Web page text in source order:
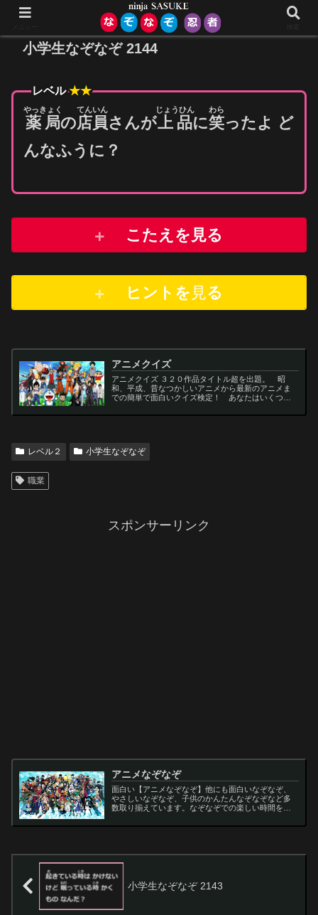
小学生なぞなぞ 2144
レベル★★
薬局
やっきょく
の店員
てんいん
さんが上品
じょうひん
に笑
わら
ったよ ど
んなふうに？
こたえを見る
ヒントを 見る
アニメクイズ
アニメクイズ ３２０作品タイトル超を出題。 昭
和、平成、昔なつかしいアニメから最新のアニメま
での簡単で面白いクイズ検定！ あなたはいくつわ
ど一問一答から3択・4択問題までの小学生の簡単問
レベル２ 小学生なぞなぞ
職業
スポンサーリンク
アニメなぞなぞ
面白い【アニメなぞなぞ】他にも面白いなぞなぞ、
やさしいなぞなぞ、子供のかんたんなぞなぞなど多
数取り揃えています。なぞなぞでの楽しい時間をお
小学生なぞなぞ 2143